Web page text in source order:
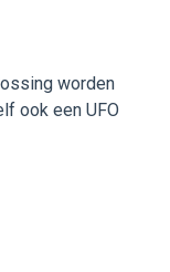
worden
ook een UFO